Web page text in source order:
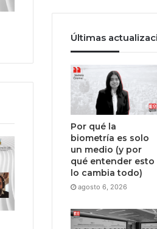
Últimas
Por qué la
biometría es solo
un medio (y por
qué entender esto
lo cambia todo)
agosto 6, 2026